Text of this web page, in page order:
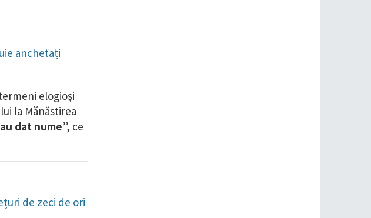
anchetați
elogioși
la Mănăstirea
dat nume”, ce
de zeci de ori